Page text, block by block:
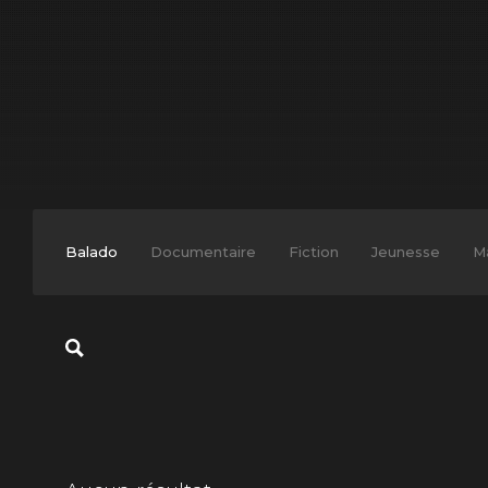
Balado Documentaire Fiction Jeunesse